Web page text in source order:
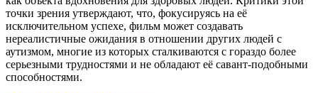
точки зрения утверждают, что, фокусируясь на её
исключительном успехе, фильм может создавать
нереалистичные ожидания в отношении других людей с
аутизмом, многие из которых сталкиваются с гораздо более
серьезными трудностями и не обладают её савант-подобными
способностями.